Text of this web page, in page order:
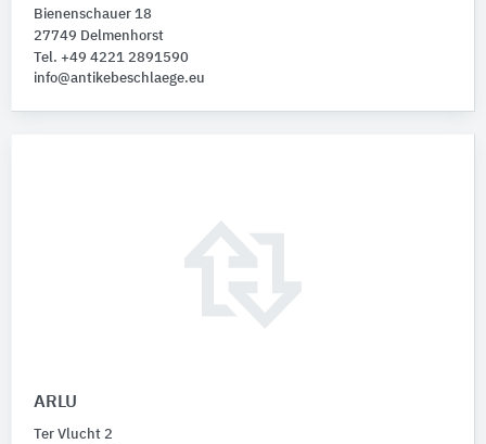
Bienenschauer 18
27749 Delmenhorst
Tel. +49 4221 2891590
info@antikebeschlaege.eu
ARLU
Ter Vlucht 2